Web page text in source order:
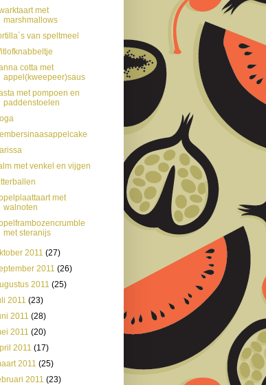
met
marshmallows
van speltmeel
cotta met
appel(kweepeer)saus
met pompoen en
paddenstoelen
met venkel en vijgen
met
walnoten
met steranijs
2011(27)
2011(26)
2011(25)
2011(23)
2011(28)
2011(20)
2011(17)
2011(25)
2011(23)